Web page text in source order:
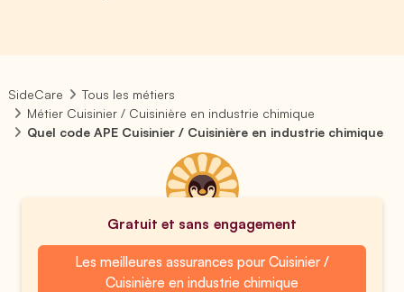
SideCare
Tous les métiers
Métier Cuisinier / Cuisinière en industrie chimique
Quel code APE Cuisinier / Cuisinière en industrie chimique
Gratuit et sans engagement
Les meilleures assurances pour Cuisinier /
Cuisinière en industrie chimique